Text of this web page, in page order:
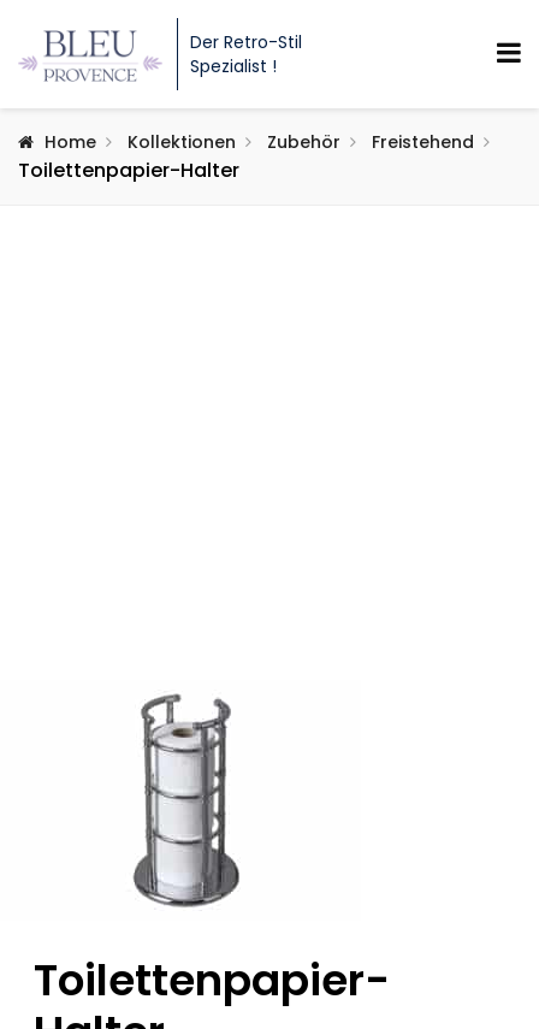
Der Retro-Stil
Spezialist !
Home Kollektionen Zubehör Freistehend
Toilettenpapier-Halter
Toilettenpapier-